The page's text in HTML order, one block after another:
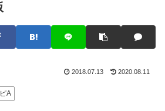
2018.07.13 2020.08.11
A